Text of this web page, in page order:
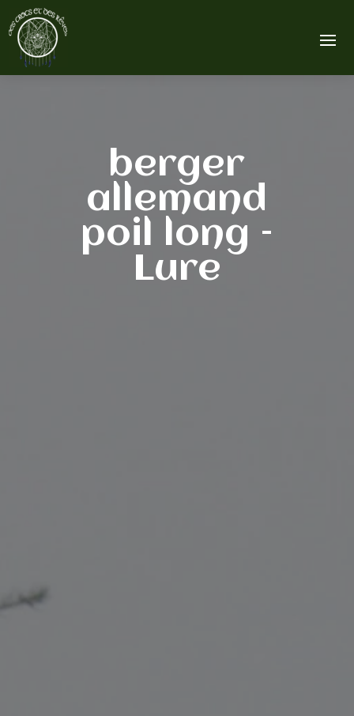
berger
allemand
poil long –
Lure